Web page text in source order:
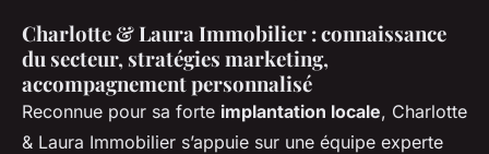
Charlotte & Laura Immobilier : connaissance
du secteur, stratégies marketing,
accompagnement personnalisé
Reconnue pour sa forte implantation locale, Charlotte
& Laura Immobilier s’appuie sur une équipe experte